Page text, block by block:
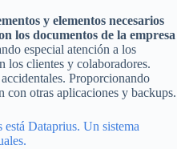
y elementos necesarios
los documentos de la empresa
especial atención a los
los clientes y colaboradores.
Proporcionando
con otras aplicaciones y backups.
está Dataprius. Un sistema